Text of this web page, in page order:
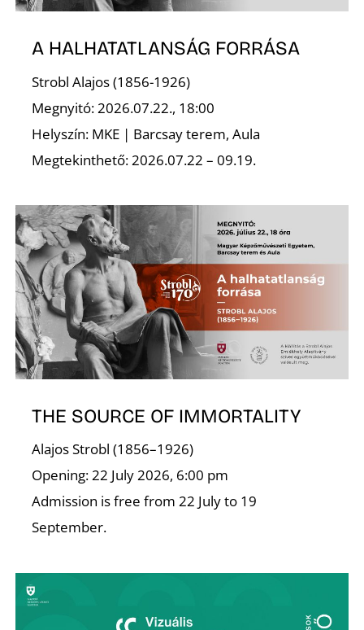
A HALHATATLANSÁG FORRÁSA
Strobl Alajos (1856-1926)
Megnyitó: 2026.07.22., 18:00
Helyszín: MKE | Barcsay terem, Aula
Megtekinthető: 2026.07.22 – 09.19.
THE SOURCE OF IMMORTALITY
Alajos Strobl (1856–1926)
Opening: 22 July 2026, 6:00 pm
Admission is free from 22 July to 19
September.